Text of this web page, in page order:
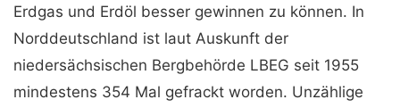
Erdgas und Erdöl besser ge­winnen zu können. In
Norddeutschland ist laut Auskunft der
niedersächsischen Bergbehörde LBEG seit 1955
mindestens 354 Mal gefrackt worden. Unzählige